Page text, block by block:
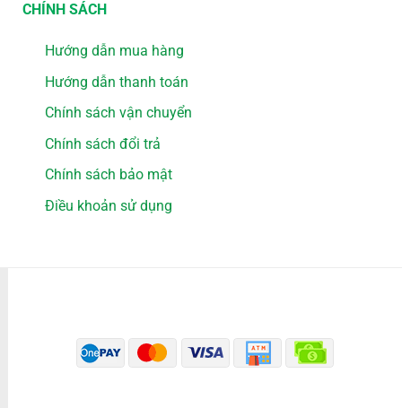
CHÍNH SÁCH
Hướng dẫn mua hàng
Hướng dẫn thanh toán
Chính sách vận chuyển
Chính sách đổi trả
Chính sách bảo mật
Điều khoản sử dụng